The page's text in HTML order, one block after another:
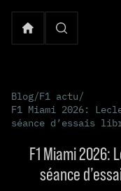
Blog/F1 actu/
F1 Miami 2026:
séance d’essais
F1 Miami 2026:
séance